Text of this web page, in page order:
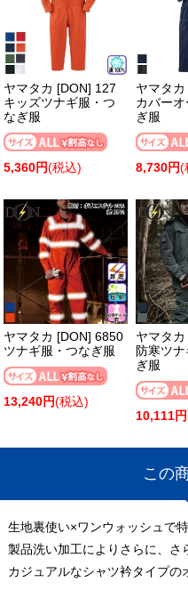
ヤマタカ [DON] 127
キッズツナギ服・つ
なぎ服
5,360円(税込)
ヤマタ
カバー
ぎ服
8,730円(
ヤマタカ [DON] 6850
ツナギ服・つなぎ服
13,240円(税込)
ヤマタ
防寒ツ
ぎ服
10,111円
この
生地裏使い×ワンウォッシュで
製品洗い加工によりさらに、さ
カジュアルなシャツ衿タイプの